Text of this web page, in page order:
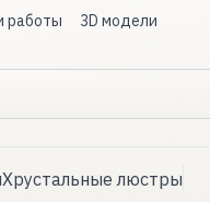
работы 3D модели
Хрустальные люстры